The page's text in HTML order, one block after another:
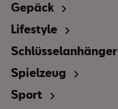
Gepäck
Lifestyle
Schlüsselanhänger
Spielzeug
Sport